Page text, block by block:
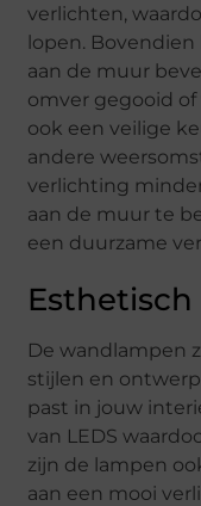
verlichten,
lopen.
aan de muur
omver gegooid of
ook een veilige
andere
verlichting
aan de muur te
een duurzame
De wandlampen
stijlen en
past in jouw
van LEDS
zijn de lampen
aan een mooi